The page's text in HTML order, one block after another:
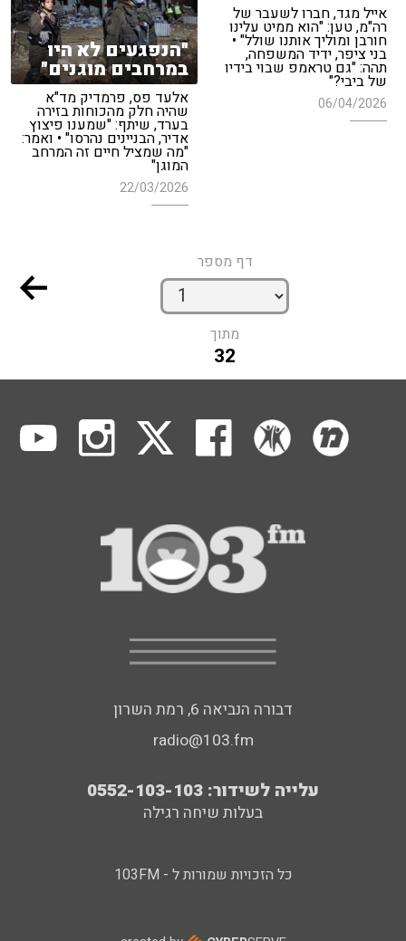
אייל מגד, חברו לשעבר של
רה"מ, טען: "הוא ממיט עלינו
חורבן ומוליך אותנו שולל" •
בני ציפר, ידיד המשפחה,
תהה: "גם טראמפ שבוי בידיו
של ביבי?"
06/04/2026
"הנפגעים לא היו
במרחבים מוגנים"
אלעד פס, פרמדיק מד"א
שהיה חלק מהכוחות בזירה
בערד, שיתף: "שמענו פיצוץ
אדיר, הבניינים נהרסו" • ואמר:
"מה שמציל חיים זה המרחב
המוגן"
22/03/2026
דף מספר
מתוך
32
דבורה הנביאה 6, רמת השרון
radio@103.fm
עלייה לשידור: 0552-103-103
בעלות שיחה רגילה
כל הזכויות שמורות ל - 103FM